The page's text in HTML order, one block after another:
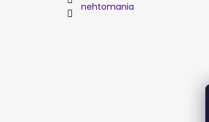
nehtomania